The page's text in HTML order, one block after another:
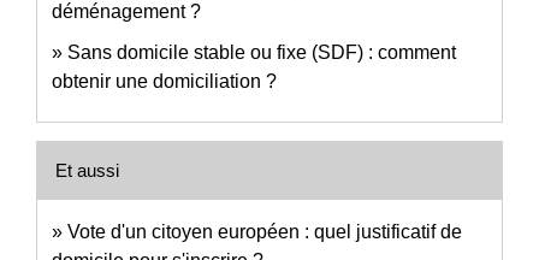
déménagement ?
Sans domicile stable ou fixe (SDF) : comment
obtenir une domiciliation ?
Et aussi
Vote d'un citoyen européen : quel justificatif de